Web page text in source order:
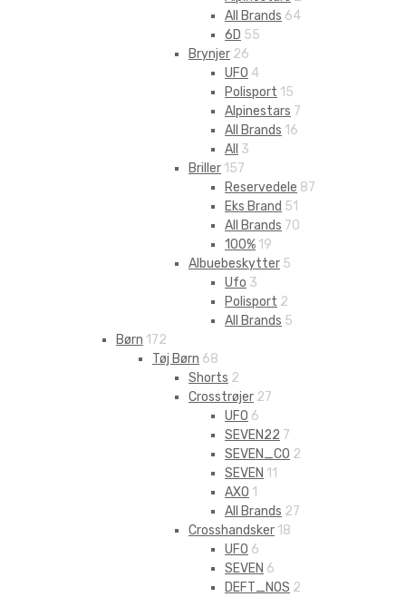
All Brands 64
6D 55
Brynjer 26
UFO 4
Polisport 15
Alpinestars 7
All Brands 16
All 3
Briller 157
Reservedele 87
Eks Brand 51
All Brands 70
100% 19
Albuebeskytter 5
Ufo 3
Polisport 2
All Brands 5
Børn 172
Tøj Børn 68
Shorts 2
Crosstrøjer 27
UFO 6
SEVEN22 7
SEVEN_CO 2
SEVEN 11
AXO 1
All Brands 27
Crosshandsker 18
UFO 6
SEVEN 6
DEFT_NOS 2